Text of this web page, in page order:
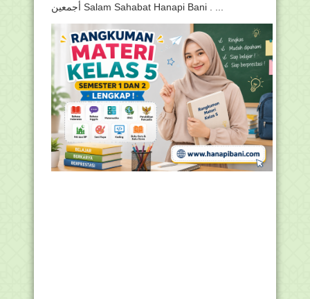
أجمعين Salam Sahabat Hanapi Bani . ...